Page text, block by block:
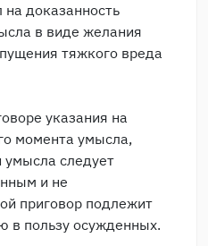
доказанность
в виде желания
тяжкого вреда
указания на
момента умысла,
умысла следует
и не
приговор подлежит
в пользу осужденных.